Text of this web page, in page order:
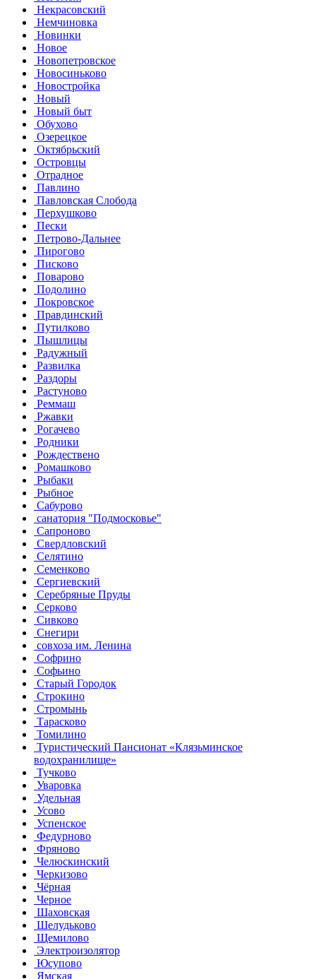
Некрасовский
Немчиновка
Новинки
Новое
Новопетровское
Новосиньково
Новостройка
Новый
Новый быт
Обухово
Озерецкое
Октябрьский
Островцы
Отрадное
Павлино
Павловская Слобода
Перхушково
Пески
Петрово-Дальнее
Пирогово
Писково
Поварово
Подолино
Покровское
Правдинский
Путилково
Пышлицы
Радужный
Развилка
Раздоры
Растуново
Реммаш
Ржавки
Рогачево
Родники
Рождествено
Ромашково
Рыбаки
Рыбное
Сабурово
санатория "Подмосковье"
Сапроново
Свердловский
Селятино
Семенково
Сергиевский
Серебряные Пруды
Серково
Сивково
Снегири
совхоза им. Ленина
Софрино
Софьино
Старый Городок
Строкино
Стромынь
Тарасково
Томилино
Туристический Пансионат «Клязьминское
водохранилище»
Тучково
Уваровка
Удельная
Усово
Успенское
Федурново
Фряново
Челюскинский
Черкизово
Чёрная
Черное
Шаховская
Шелудьково
Щемилово
Электроизолятор
Юсупово
Ямская